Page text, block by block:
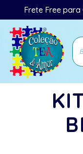
Frete Free